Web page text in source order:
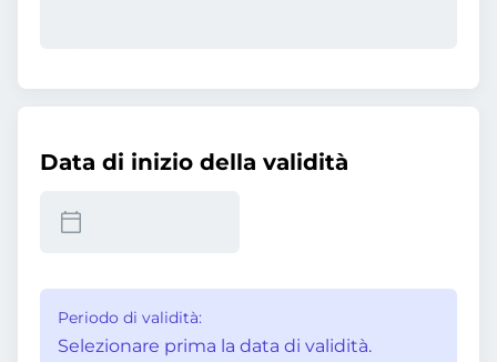
Data di inizio della validità
Periodo di validità:
Selezionare prima la data di validità.